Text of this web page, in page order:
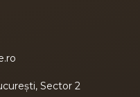
Sector 2